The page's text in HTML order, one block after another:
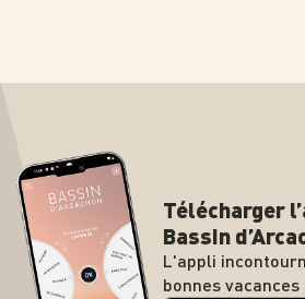
Télécharger
Bassin
L'appli
bonnes vacances